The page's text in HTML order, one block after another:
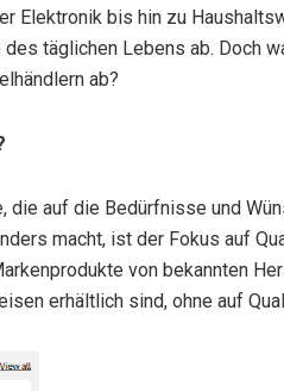
Elektronik bis hin zu
täglichen Lebens ab. Doch
ab?
auf die Bedürfnisse und
macht, ist der Fokus auf
von bekannten
erhältlich sind, ohne auf